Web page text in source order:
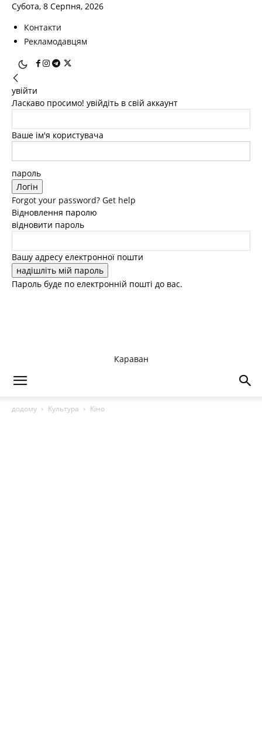
Субота, 8 Серпня, 2026
Контакти
Рекламодавцям
увійти
Ласкаво просимо! увійдіть в свій аккаунт
Ваше ім'я користувача
пароль
Forgot your password? Get help
Відновлення паролю
відновити пароль
Вашу адресу електронної пошти
Пароль буде по електронній пошті до вас.
Караван
додому Культура Кіно